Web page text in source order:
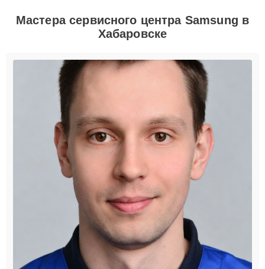
Мастера сервисного центра Samsung в
Хабаровске